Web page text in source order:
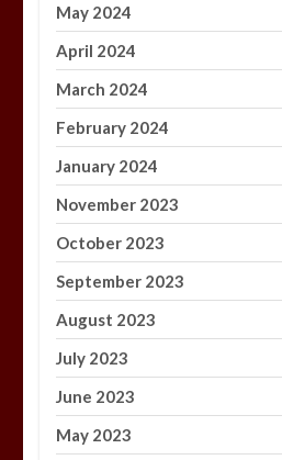
May 2024
April 2024
March 2024
February 2024
January 2024
November 2023
October 2023
September 2023
August 2023
July 2023
June 2023
May 2023